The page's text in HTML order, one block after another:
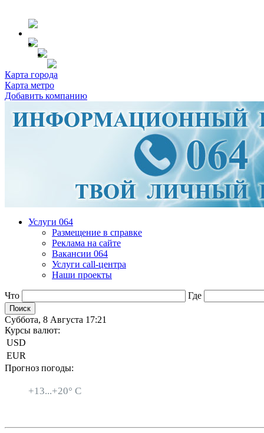
Карта города
Карта метро
Добавить компанию
Услуги 064
Размещение в справке
Реклама на сайте
Вакансии 064
Услуги call-центра
Наши проекты
Что Где
Суббота, 8 Августа 17:21
Курсы валют:
USD
EUR
Прогноз погоды:
+13...+20° C